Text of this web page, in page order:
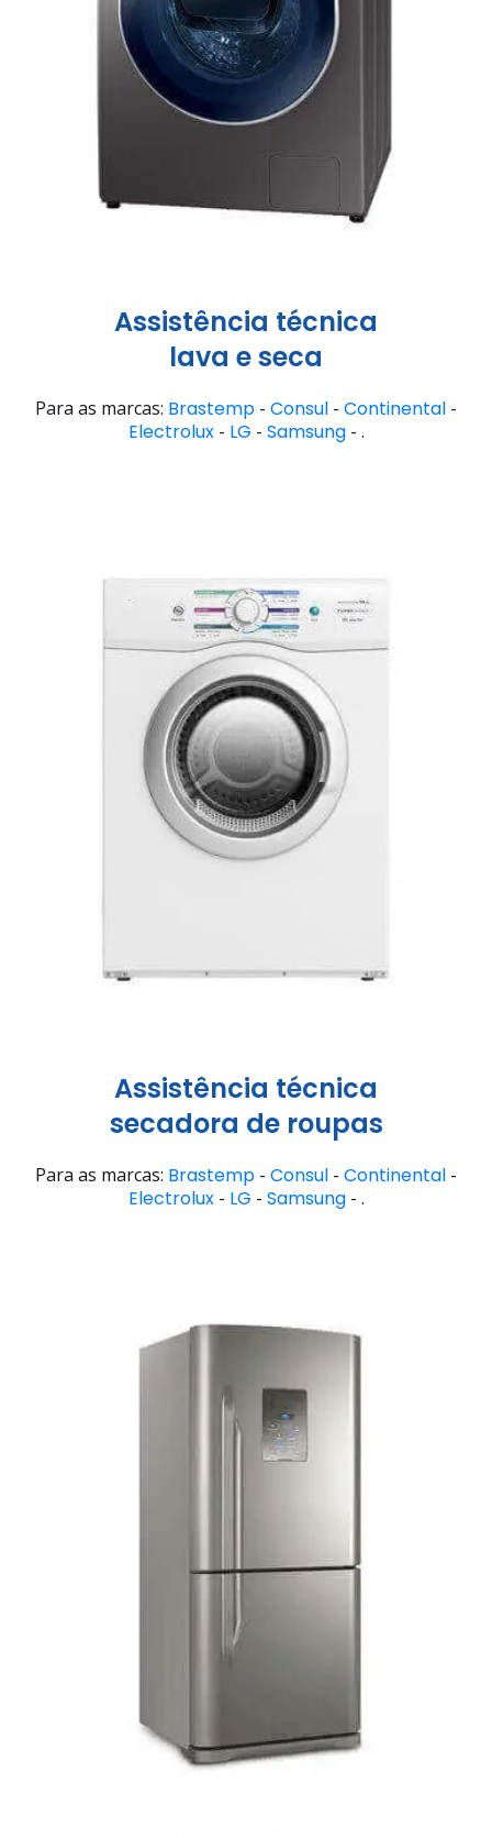
Assistência técnica
lava e seca
Para as marcas: Brastemp - Consul - Continental -
Electrolux- LG - Samsung- .
Assistência técnica
secadora de roupas
Para as marcas: Brastemp - Consul - Continental -
Electrolux- LG - Samsung- .